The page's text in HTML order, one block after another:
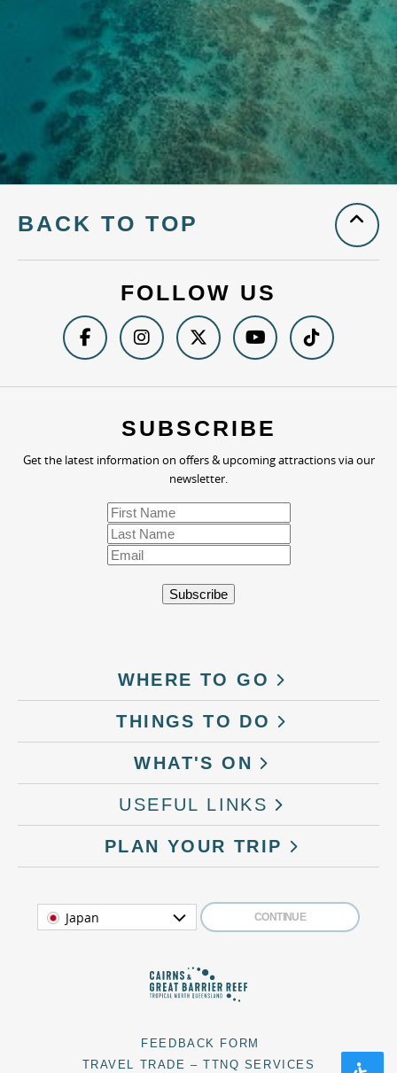
BACK TO TOP
FOLLOW US
SUBSCRIBE
Get the latest information on offers & upcoming attractions via our
newsletter.
WHERE TO GO
THINGS TO DO
WHAT'S ON
USEFUL LINKS
PLAN YOUR TRIP
Japan CONTINUE
FEEDBACK FORM
TRAVEL TRADE – TTNQ SERVICES